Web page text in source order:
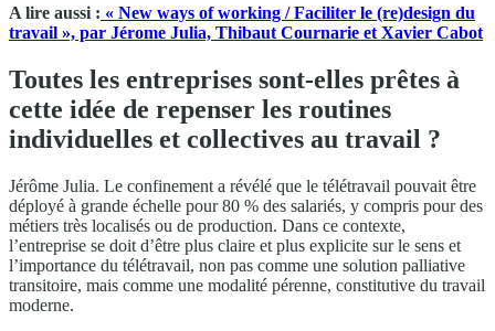
A lire aussi : « New ways of working / Faciliter le (re)design du
travail », par Jérome Julia, Thibaut Cournarie et Xavier Cabot
Toutes les entreprises sont-elles prêtes à
cette idée de repenser les routines
individuelles et collectives au travail ?
Jérôme Julia. Le confinement a révélé que le télétravail pouvait être
déployé à grande échelle pour 80 % des salariés, y compris pour des
métiers très localisés ou de production. Dans ce contexte,
l’entreprise se doit d’être plus claire et plus explicite sur le sens et
l’importance du télétravail, non pas comme une solution palliative
transitoire, mais comme une modalité pérenne, constitutive du travail
moderne.